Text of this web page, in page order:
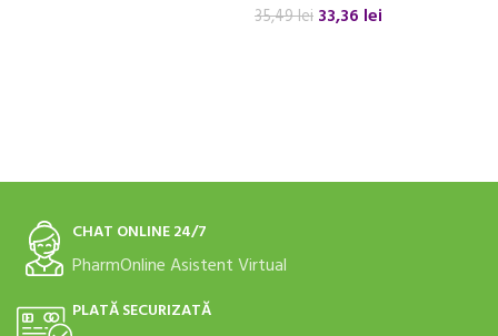
35,49lei 33,36 lei
CHAT ONLINE 24/7
PharmOnline Asistent Virtual
PLATĂ SECURIZATĂ